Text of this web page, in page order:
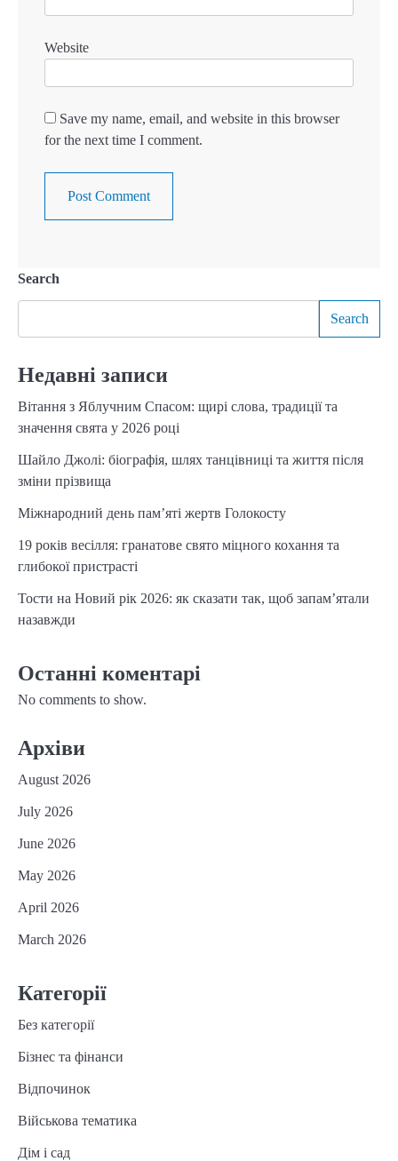
Website
Save my name, email, and website in this browser
for the next time I comment.
Search
Search
Недавні записи
Вітання з Яблучним Спасом: щирі слова, традиції та
значення свята у 2026 році
Шайло Джолі: біографія, шлях танцівниці та життя після
зміни прізвища
Міжнародний день пам’яті жертв Голокосту
19 років весілля: гранатове свято міцного кохання та
глибокої пристрасті
Тости на Новий рік 2026: як сказати так, щоб запам’ятали
назавжди
Останні коментарі
No comments to show.
Архіви
August 2026
July 2026
June 2026
May 2026
April 2026
March 2026
Категорії
Без категорії
Бізнес та фінанси
Відпочинок
Військова тематика
Дім і сад